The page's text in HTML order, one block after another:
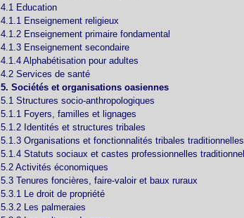
4.1 Education
4.1.1 Enseignement religieux
4.1.2 Enseignement primaire fondamental
4.1.3 Enseignement secondaire
4.1.4 Alphabétisation pour adultes
4.2 Services de santé
5. Sociétés et organisations oasiennes
5.1 Structures socio-anthropologiques
5.1.1 Foyers, familles et lignages
5.1.2 Identités et structures tribales
5.1.3 Organisations et fonctionnalités tribales traditionnelles
5.1.4 Statuts sociaux et castes professionnelles
5.2 Activités économiques
5.3 Tenures foncières, faire-valoir et baux ruraux
5.3.1 Le droit de propriété
5.3.2 Les palmeraies